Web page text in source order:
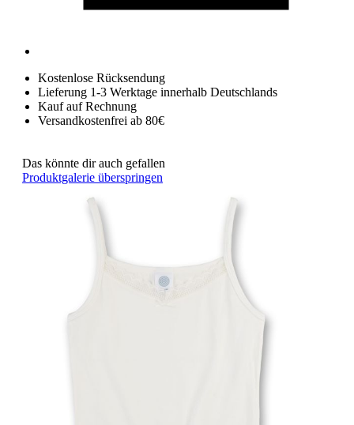
Kostenlose Rücksendung
Lieferung 1-3 Werktage innerhalb Deutschlands
Kauf auf Rechnung
Versandkostenfrei ab 80€
Das könnte dir auch gefallen
Produktgalerie überspringen